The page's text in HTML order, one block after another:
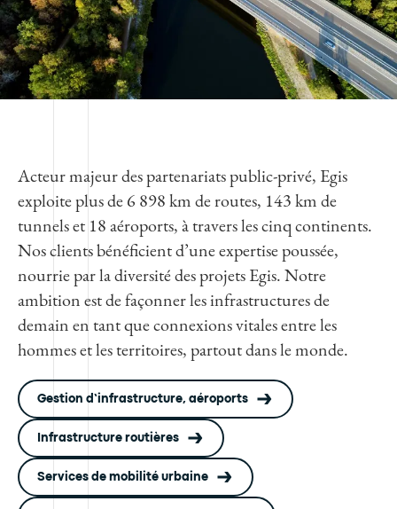
Acteur majeur des partenariats public-privé, Egis
exploite plus de 6 898 km de routes, 143 km de
tunnels et 18 aéroports, à travers les cinq continents.
Nos clients bénéficient d’une expertise poussée,
nourrie par la diversité des projets Egis. Notre
ambition est de façonner les infrastructures de
demain en tant que connexions vitales entre les
hommes et les territoires, partout dans le monde.
Gestion d’infrastructure, aéroports
Infrastructure routières
Services de mobilité urbaine